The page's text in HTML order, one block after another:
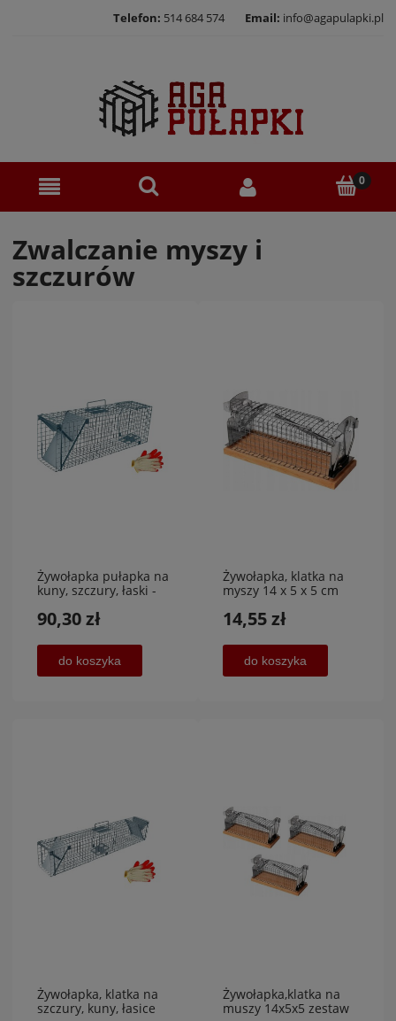
Telefon: 514 684 574 Email: info@agapulapki.pl
Zwalczanie myszy i
szczurów
Żywołapka pułapka na
kuny, szczury, łaski -
jednowejściowa
90,30 zł
do koszyka
Żywołapka, klatka na
myszy 14 x 5 x 5 cm
14,55 zł
do koszyka
Żywołapka, klatka na
szczury, kuny, łasice
Żywołapka,klatka na
muszy 14x5x5 zestaw